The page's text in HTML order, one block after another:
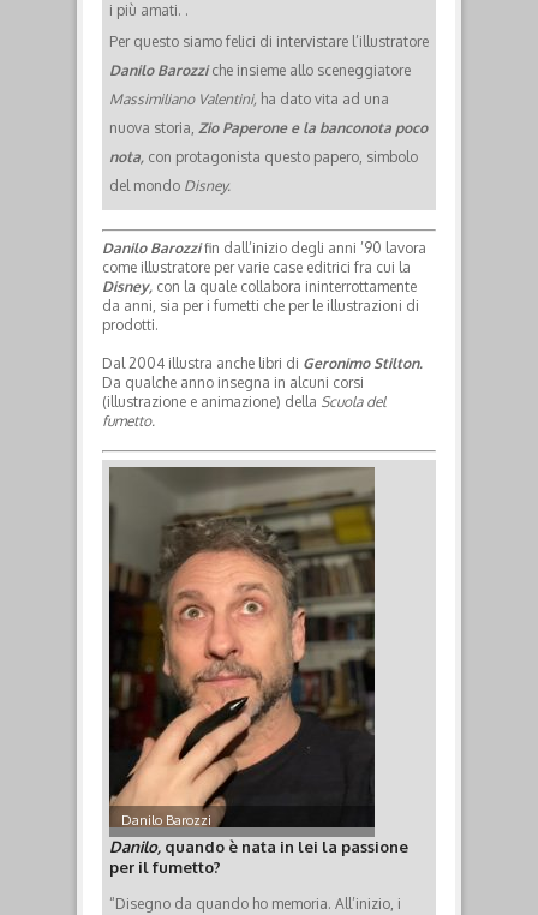
i più amati. .
Per questo siamo felici di intervistare l’illustratore
Danilo Barozzi che insieme allo sceneggiatore
Massimiliano Valentini, ha dato vita ad una
nuova storia, Zio Paperone e la banconota poco
nota, con protagonista questo papero, simbolo
del mondo Disney.
Danilo Barozzifin dall’inizio degli anni ’90 lavora
come illustratore per varie case editrici fra cui la
Disney, con la quale collabora ininterrottamente
da anni, sia per i fumetti che per le illustrazioni di
prodotti.
Dal 2004 illustra anche libri di Geronimo Stilton.
Da qualche anno insegna in alcuni corsi
(illustrazione e animazione) della Scuola del
fumetto.
Danilo Barozzi
Danilo, quando è nata in lei la passione
per il fumetto?
“Disegno da quando ho memoria. All’inizio, i